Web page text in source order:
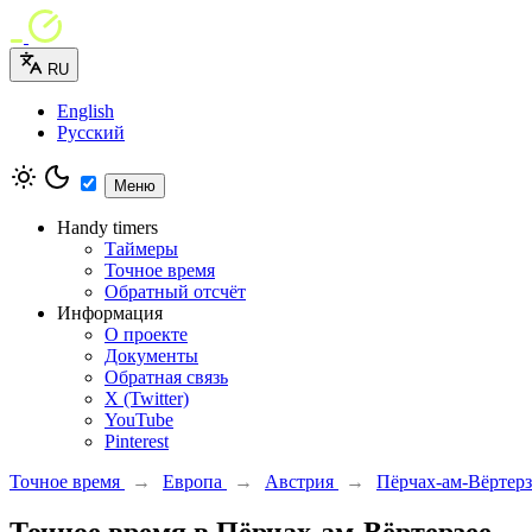
RU
English
Русский
Меню
Handy timers
Таймеры
Точное время
Обратный отсчёт
Информация
О проекте
Документы
Обратная связь
X (Twitter)
YouTube
Pinterest
Точное время
→ Европа → Австрия → Пёрчах-ам-